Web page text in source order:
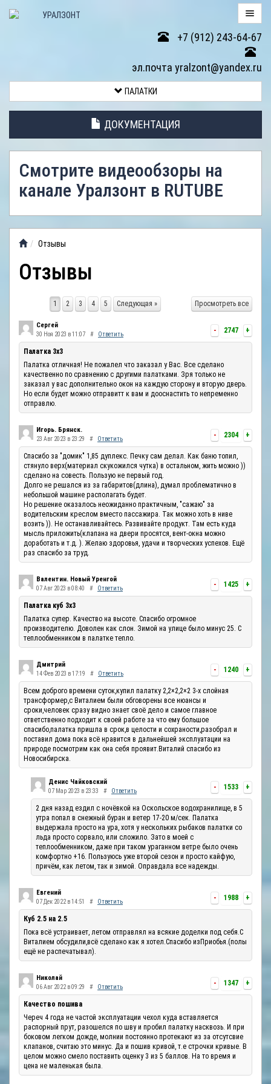
+7 (912) 243-64-67
эл.почта yralzont@yandex.ru
ТОВАРА
ПАЛАТОК
АНТИДОЖДЕВЫЕ
ТЕНТЫ
ВИДЕООБЗОР
ОТЗЫВЫ
ПАЛАТКИ
ДОКУМЕНТАЦИЯ
Смотрите видеообзоры на
канале Уралзонт в RUTUBE
Отзывы
Отзывы
Просмотреть все
1 2 3 4 5 Следующая »
- 2747 +
Сергей
30 Ноя 2023 в 11:07 # Ответить
Палатка 3х3
Палатка отличная! Не пожалел что заказал у Вас. Все сделано
качественно по сравнению с другими палатками. Зря только не
заказал у вас дополнительно окон на каждую сторону и вторую дверь.
Но если будет можно отправитт к вам и дооснастить то непременно
отправлю.
- 2304 +
Игорь. Брянск.
23 Авг 2023 в 23:29 # Ответить
Спасибо за "домик" 1,85 дуплекс. Печку сам делал. Как баню топил,
стянуло верх(материал скукожился чутка) в остальном, жить можно ))
сделано на совесть. Пользую не первый год.
Долго не решался из за габаритов(длина), думал проблематично в
небольшой машине располагать будет.
Но решение оказалось неожиданно практичным, "сажаю" за
водительским креслом вместо пассажира. Так можно хоть в ниве
возить )). Не останавливайтесь. Развивайте продукт. Там есть куда
мысль приложить(клапана на двери просятся, вент-окна можно
доработать и т.д. ). Желаю здоровья, удачи и творческих успехов. Ещё
раз спасибо за труд.
- 1425 +
Валентин. Новый Уренгой
07 Авг 2023 в 08:40 # Ответить
Палатка куб 3х3
Палатка супер. Качество на высоте. Спасибо огромное
производителю. Доволен как слон. Зимой на улице было минус 25. С
теплообменником в палатке тепло.
- 1240 +
Дмитрий
14 Фев 2023 в 17:19 # Ответить
Всем доброго времени суток,купил палатку 2,2×2,2×2 3-х слойная
трансформер,с Виталием были обговорены все нюансы и
сроки,человек сразу видно знает своё дело и самое главное
ответственно подходит к своей работе за что ему большое
спасибо,палатка пришла в срок,в целости и сохраности,разобрал и
поставил дома пока всё нравится в дальнейшей эксплуатации на
природе посмотрим как она себя проявит.Виталий спасибо из
Новосибирска.
- 1533 +
Денис Чайковский
07 Мар 2023 в 23:33 # Ответить
2 дня назад ездил с ночёвкой на Оскольское водохранилище, в 5
утра попал в снежный буран и ветер 17-20 м/сек. Палатка
выдержала просто на ура, хотя у нескольких рыбаков палатки со
льда просто сорвало, или сложило. Зато в моей с
теплообменником, даже при таком ураганном ветре было очень
комфортно +16. Пользуюсь уже второй сезон и просто кайфую,
причём, как летом, так и зимой. Оправдала все надежды.
- 1988 +
Евгений
07 Дек 2022 в 14:51 # Ответить
Куб 2.5 на 2.5
Пока всё устраивает, летом отправлял на всякие доделки под себя.С
Виталием обсудили,всё сделано как я хотел.Спасибо изПриобья.(полы
ещё не распечатывал).
- 1347 +
Николай
06 Авг 2022 в 09:29 # Ответить
Качество пошива
Череч 4 года не частой эксплуатации чехол куда вставляется
распорный прут, разошелся по шву и пробил палатку насквозь. И при
боковом легком дожде, молнии постоянно протекают из за отсутсвие
клапанов, считаю это минус. Да и пошив кривой, т.е строчки кривые. В
целом можно смело поставить оценку 3 из 5 баллов. На то время и
цена не маленькая была.